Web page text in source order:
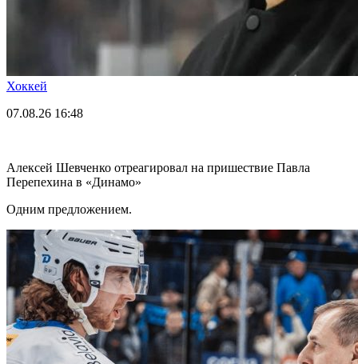
Хоккей
07.08.26 16:48
Алексей Шевченко отреагировал на пришествие Павла
Перепехина в «Динамо»
Одним предложением.